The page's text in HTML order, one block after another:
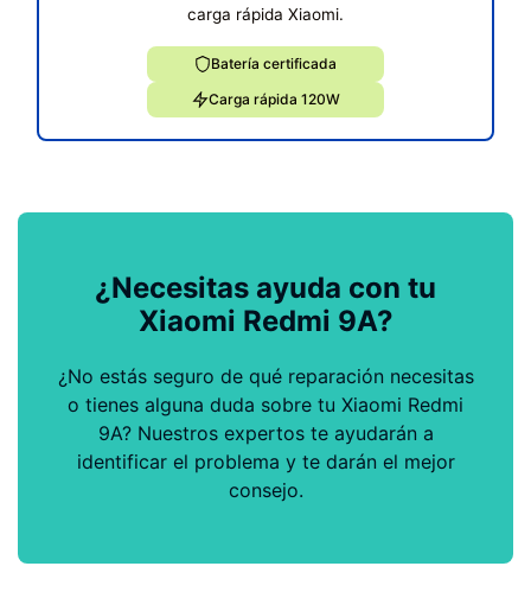
carga rápida Xiaomi.
Batería certificada
Carga rápida 120W
¿Necesitas ayuda con tu
Xiaomi Redmi 9A?
¿No estás seguro de qué reparación necesitas
o tienes alguna duda sobre tu Xiaomi Redmi
9A? Nuestros expertos te ayudarán a
identificar el problema y te darán el mejor
consejo.